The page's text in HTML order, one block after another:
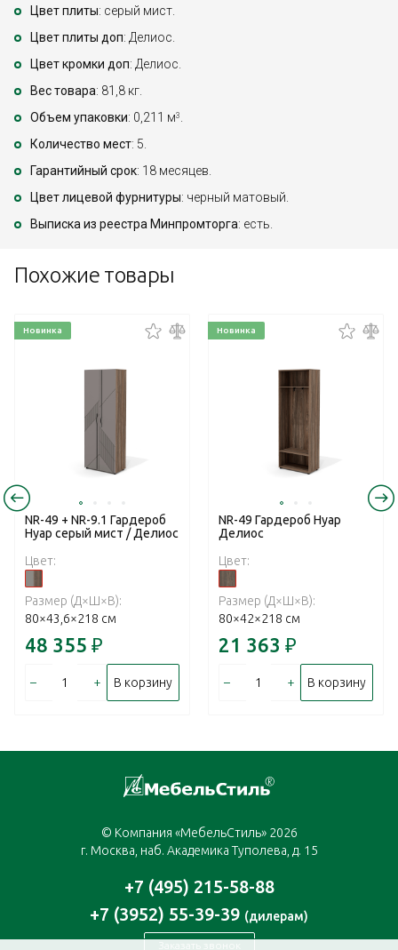
Цвет плиты: серый мист.
Цвет плиты доп: Делиос.
Цвет кромки доп: Делиос.
Вес товара: 81,8 кг.
Объем упаковки: 0,211 м3 .
Количество мест: 5.
Гарантийный срок: 18 месяцев.
Цвет лицевой фурнитуры: черный матовый.
Выписка из реестра Минпромторга: есть.
Похожие товары
Новинка
NR-49 + NR-9.1 Гардероб
Нуар серый мист / Делиос
Цвет:
Размер (Д×Ш×В):
80×43,6×218 см
48 355 ₽
– + В корзину
Новинка
NR-49 Гардероб Нуар
Делиос
Цвет:
Размер (Д×Ш×В):
80×42×218 см
21 363 ₽
– + В корзину
© Компания «МебельСтиль» 2026
г. Москва, наб. Академика Туполева, д. 15
+7 (495) 215-58-88
+7 (3952) 55-39-39 (дилерам)
Заказать звонок